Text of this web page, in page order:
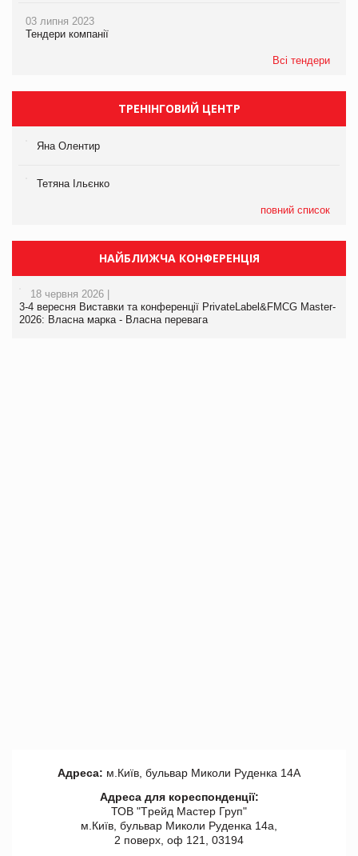
03 липня 2023
Тендери компанії
Всі тендери
ТРЕНІНГОВИЙ ЦЕНТР
Яна Олентир
Тетяна Ільєнко
повний список
НАЙБЛИЖЧА КОНФЕРЕНЦІЯ
18 червня 2026 |
3-4 вересня Виставки та конференції PrivateLabel&FMCG Master-
2026: Власна марка - Власна перевага
Адреса: м.Київ, бульвар Миколи Руденка 14А
Адреса для кореспонденції:
ТОВ "Tрейд Мастер Груп"
м.Київ, бульвар Миколи Руденка 14а,
2 поверх, оф 121, 03194